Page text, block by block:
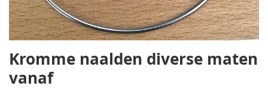
Kromme naalden diverse maten
vanaf